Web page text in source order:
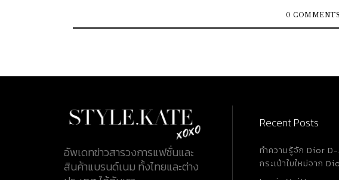
ไม่ปักใจเชื่อว่า "แฟชั่นย้อนกลับ" นั้นเป็นเรื่องจริง เราจะพาคุ
เพื่อทำให้คุณได้เห็นว่าต่อเวลาจะผ่านไปนานแค่ไหนแฟชั่นสไตล์
หรือในปี 1948 เริ่มจากเครื่องแบบทหารสู่ Fashion Item ที่เป็น
รี่ที่เริ่มอยู่ในกระแสนิยมของบรรดาสายแฟฯ ในช่วงยุค 2000 และ...
0 COMMENTS
อัพเดทข่าวสารวงการแฟชั่นและ
สินค้าแบรนด์เนม ทั้งไทยและต่าง
Recent Posts
ทำความรู้จัก Dior
กระเป๋าใบใหม่จาก